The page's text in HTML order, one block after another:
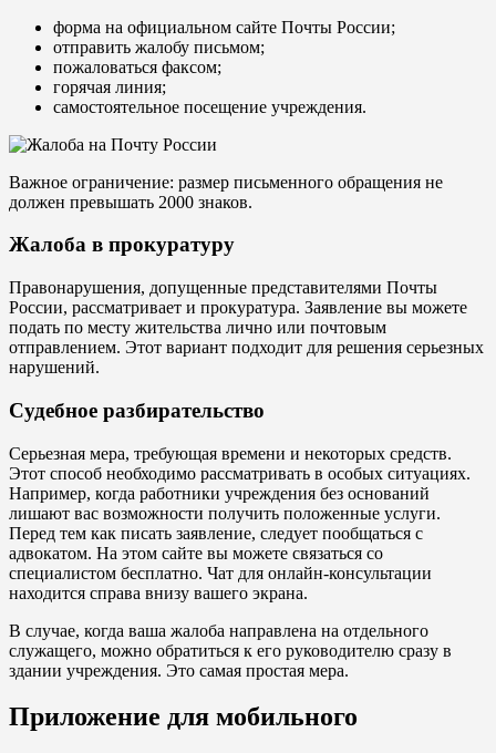
форма на официальном сайте Почты России;
отправить жалобу письмом;
пожаловаться факсом;
горячая линия;
самостоятельное посещение учреждения.
Важное ограничение: размер письменного обращения не
должен превышать 2000 знаков.
Жалоба в прокуратуру
Правонарушения, допущенные представителями Почты
России, рассматривает и прокуратура. Заявление вы можете
подать по месту жительства лично или почтовым
отправлением. Этот вариант подходит для решения серьезных
нарушений.
Судебное разбирательство
Серьезная мера, требующая времени и некоторых средств.
Этот способ необходимо рассматривать в особых ситуациях.
Например, когда работники учреждения без оснований
лишают вас возможности получить положенные услуги.
Перед тем как писать заявление, следует пообщаться с
адвокатом. На этом сайте вы можете связаться со
специалистом бесплатно. Чат для онлайн-консультации
находится справа внизу вашего экрана.
В случае, когда ваша жалоба направлена на отдельного
служащего, можно обратиться к его руководителю сразу в
здании учреждения. Это самая простая мера.
Приложение для мобильного